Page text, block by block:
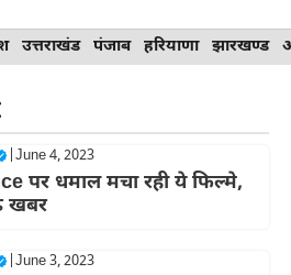
उत्तराखंड पंजाब हरियाणा झारखण्ड
June 4, 2023
पर धमाल मचा रही ये फिल्मे,
खबर
June 3, 2023